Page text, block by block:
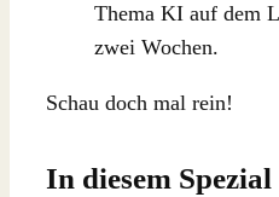
Thema KI auf dem
zwei Wochen.
Schau doch mal rein!
In diesem Spezial